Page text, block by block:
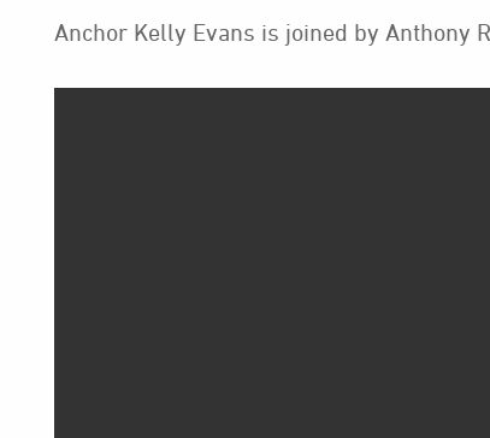
Anchor Kelly Evans is joined by Anthony